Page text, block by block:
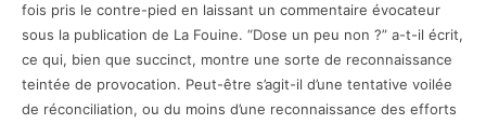
fois pris le contre-pied en laissant un commentaire évocateur
sous la publication de La Fouine. “Dose un peu non ?” a-t-il écrit,
ce qui, bien que succinct, montre une sorte de reconnaissance
teintée de provocation. Peut-être s’agit-il d’une tentative voilée
de réconciliation, ou du moins d’une reconnaissance des efforts